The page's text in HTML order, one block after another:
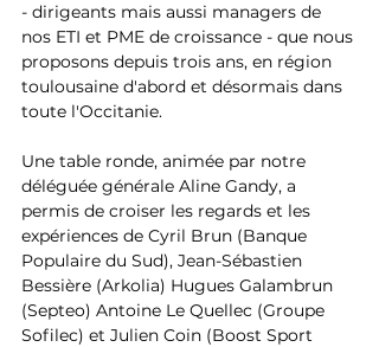
- dirigeants mais aussi managers de
nos ETI et PME de croissance - que nous
proposons depuis trois ans, en région
toulousaine d'abord et désormais dans
toute l'Occitanie.
Une table ronde, animée par notre
déléguée générale Aline Gandy, a
permis de croiser les regards et les
expériences de Cyril Brun (Banque
Populaire du Sud), Jean-Sébastien
Bessière (Arkolia) Hugues Galambrun
(Septeo) Antoine Le Quellec (Groupe
Sofilec) et Julien Coin (Boost Sport